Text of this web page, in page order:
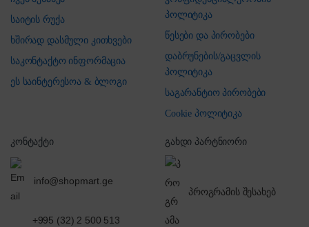
საიტის რუქა
ხშირად დასმული კითხვები
საკონტაქტო ინფორმაცია
ეს საინტერესოა & ბლოგი
პოლიტიკა
წესები და პირობები
დაბრუნების/გაცვლის
პოლიტიკა
საგარანტიო პირობები
Cookie პოლიტიკა
კონტაქტი
info@shopmart.ge
+995 (32) 2 500 513
გახდი პარტნიორი
პროგრამის შესახებ